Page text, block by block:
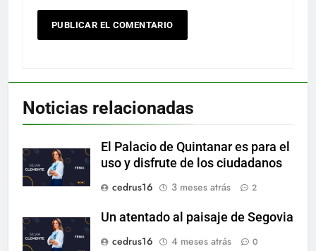
Noticias relacionadas
El Palacio de Quintanar es para el
uso y disfrute de los ciudadanos
cedrus16
3 meses atrás 2
Un atentado al paisaje de Segovia
cedrus16
4 meses atrás 0